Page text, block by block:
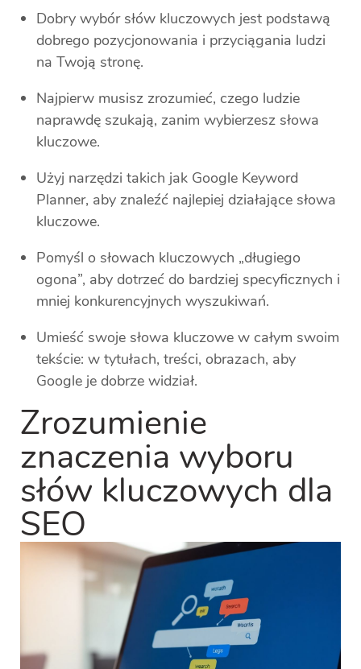
Dobry wybór słów kluczowych jest podstawą
dobrego pozycjonowania i przyciągania ludzi
na Twoją stronę.
Najpierw musisz zrozumieć, czego ludzie
naprawdę szukają, zanim wybierzesz słowa
kluczowe.
Użyj narzędzi takich jak Google Keyword
Planner, aby znaleźć najlepiej działające słowa
kluczowe.
Pomyśl o słowach kluczowych „długiego
ogona”, aby dotrzeć do bardziej specyficznych i
mniej konkurencyjnych wyszukiwań.
Umieść swoje słowa kluczowe w całym swoim
tekście: w tytułach, treści, obrazach, aby
Google je dobrze widział.
Zrozumienie
znaczenia wyboru
słów kluczowych dla
SEO